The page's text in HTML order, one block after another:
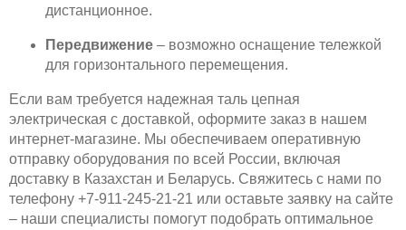
дистанционное.
Передвижение – возможно оснащение тележкой
для горизонтального перемещения.
Если вам требуется надежная таль цепная
электрическая с доставкой, оформите заказ в нашем
интернет-магазине. Мы обеспечиваем оперативную
отправку оборудования по всей России, включая
доставку в Казахстан и Беларусь. Свяжитесь с нами по
телефону +7-911-245-21-21 или оставьте заявку на сайте
– наши специалисты помогут подобрать оптимальное